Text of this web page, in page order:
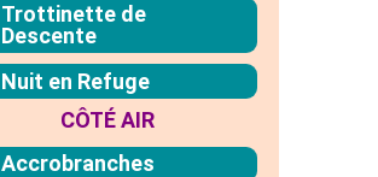
Trottinette de
Descente
Nuit en Refuge
CÔTÉ AIR
Accrobranches